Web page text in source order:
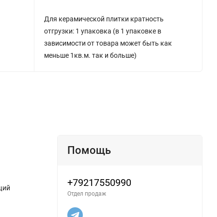
Для керамической плитки кратность
отгрузки: 1 упаковка (в 1 упаковке в
зависимости от товара может быть как
меньше 1кв.м. так и больше)
Помощь
+79217550990
Отдел продаж